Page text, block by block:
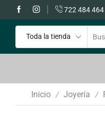
722 484 464
a partir de 60€
Inicio / Joyería /